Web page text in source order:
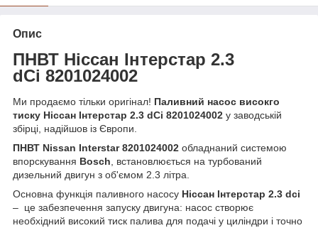
Опис
ПНВТ Ніссан Інтерстар 2.3
dCi 8201024002
Ми продаємо тільки оригінал! Паливний насос високго
тиску Ніссан Інтерстар 2.3 dCi 8201024002 у заводській
збірці, надійшов із Європи.
ПНВТ Nissan Interstar 8201024002 обладнаний системою
впорскування Bosch, встановлюється на турбований
дизельний двигун з об'ємом 2.3 літра.
Основна функція паливного насосу Ніссан Інтерстар 2.3 dci
– це забезпечення запуску двигуна: насос створює
необхідний високий тиск палива для подачі у циліндри і точно